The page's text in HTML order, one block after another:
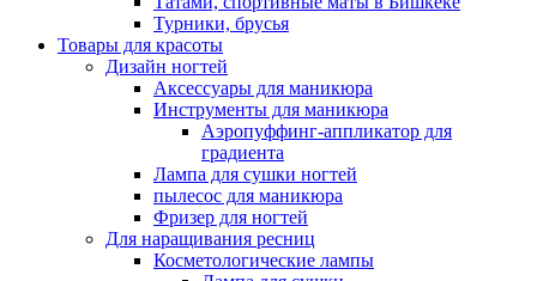
Турники, брусья
Товары для красоты
Дизайн ногтей
Аксессуары для маникюра
Инструменты для маникюра
Аэропуффинг-аппликатор для
градиента
Лампа для сушки ногтей
пылесос для маникюра
Фризер для ногтей
Для наращивания ресниц
Косметологические лампы